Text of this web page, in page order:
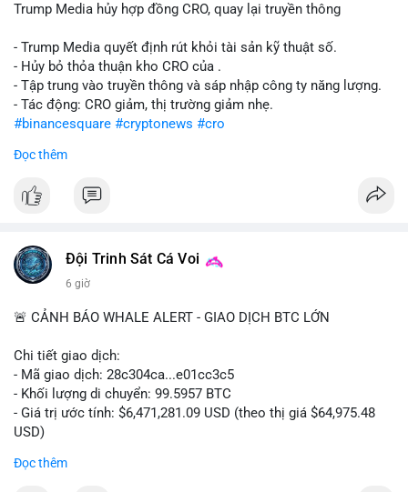
Trump Media hủy hợp đồng CRO, quay lại truyền thông
- Trump Media quyết định rút khỏi tài sản kỹ thuật số.
- Hủy bỏ thỏa thuận kho CRO của .
- Tập trung vào truyền thông và sáp nhập công ty năng lượng.
- Tác động: CRO giảm, thị trường giảm nhẹ.
#binancesquare #cryptonews #cro
$cro
#vlikevn #titanbot
Đọc thêm
Đội Trinh Sát Cá Voi
6 giờ
🚨 CẢNH BÁO WHALE ALERT - GIAO DỊCH BTC LỚN
Chi tiết giao dịch:
- Mã giao dịch: 28c304ca...e01cc3c5
- Khối lượng di chuyển: 99.5957 BTC
- Giá trị ước tính: $6,471,281.09 USD (theo thị giá $64,975.48
USD)
Đọc thêm